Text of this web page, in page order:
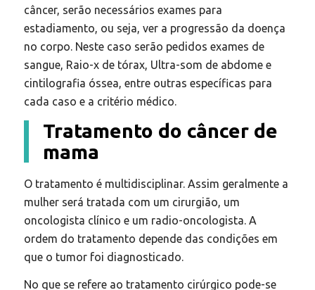
câncer, serão necessários exames para
estadiamento, ou seja, ver a progressão da doença
no corpo. Neste caso serão pedidos exames de
sangue, Raio-x de tórax, Ultra-som de abdome e
cintilografia óssea, entre outras específicas para
cada caso e a critério médico.
Tratamento do câncer de
mama
O tratamento é multidisciplinar. Assim geralmente a
mulher será tratada com um cirurgião, um
oncologista clínico e um radio-oncologista. A
ordem do tratamento depende das condições em
que o tumor foi diagnosticado.
No que se refere ao tratamento cirúrgico pode-se